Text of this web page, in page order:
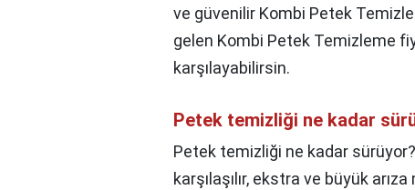
ve güvenilir Kombi Petek
gelen Kombi Petek Temizleme
karşılayabilirsin.
Petek temizliği ne kadar
Petek temizliği ne kadar
karşılaşılır, ekstra ve büyük